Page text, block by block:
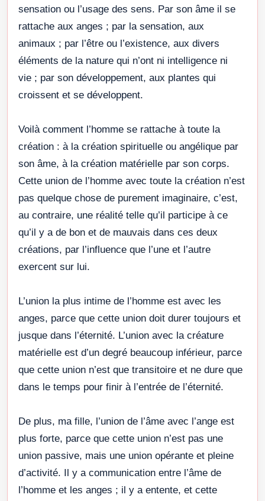
sensation ou l’usage des sens. Par son âme il se
rattache aux anges ; par la sensation, aux
animaux ; par l’être ou l’existence, aux divers
éléments de la nature qui n’ont ni intelligence ni
vie ; par son développement, aux plantes qui
croissent et se développent.
Voilà comment l’homme se rattache à toute la
création : à la création spirituelle ou angélique par
son âme, à la création matérielle par son corps.
Cette union de l’homme avec toute la création n’est
pas quelque chose de purement imaginaire, c’est,
au contraire, une réalité telle qu’il participe à ce
qu’il y a de bon et de mauvais dans ces deux
créations, par l’influence que l’une et l’autre
exercent sur lui.
L’union la plus intime de l’homme est avec les
anges, parce que cette union doit durer toujours et
jusque dans l’éternité. L’union avec la créature
matérielle est d’un degré beaucoup inférieur, parce
que cette union n’est que transitoire et ne dure que
dans le temps pour finir à l’entrée de l’éternité.
De plus, ma fille, l’union de l’âme avec l’ange est
plus forte, parce que cette union n’est pas une
union passive, mais une union opérante et pleine
d’activité. Il y a communication entre l’âme de
l’homme et les anges ; il y a entente, et cette